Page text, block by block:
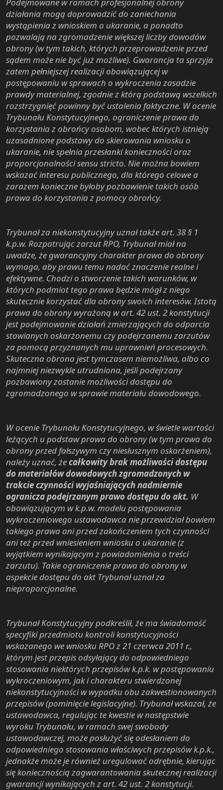
działania mogą doprowadzić do zaniechania
wystąpienia z wnioskiem o ukaranie, a ponadto
pozwalają na zgromadzenie większej liczby dowodów
obrony (w tym takich, których przeprowadzenie przed
sądem może nie być już możliwe). Gwarancja ta sprzyja
zatem pełniejszej realizacji obowiązującej w
postępowaniu w sprawach o wykroczenia zasadzie
prawdy materialnej, zgodnie z którą podstawą wszelkich
rozstrzygnięć powinny być ustalenia faktyczne. W ocenie
Trybunału Konstytucyjnego, ograniczenie prawa do
korzystania z obrońcy osobom, wobec których istnieją
uzasadnione podstawy do skierowania wniosku o
ukaranie, nie spełnia przesłanki konieczności oraz
proporcjonalności sensu stricto. Nie można bowiem
wskazać interesu publicznego, dla którego celowe a
zarazem konieczne byłoby pozbawienie takich osób
prawa do korzystania z pomocy obrońcy.
Trybunał za niekonstytucyjny uznał także art. 38 § 1
k.p.w. Rozpatrując zarzut RPO, Trybunał miał na
uwadze, że gwarancyjny charakter prawa do obrony
wymaga, aby prawu temu nadać znaczenie realne i
efektywne. Chodzi o stworzenie takich warunków, w
których podmiot tego prawa będzie mógł z niego
skutecznie korzystać dla obrony swoich interesów. Istotą
prawa do obrony wyrażoną w art. 42 ust. 2 konstytucji
jest podejmowanie działań zmierzających do odparcia
stawianych oskarżonemu czy podejrzanemu zarzutów
za pomocą przyznanych mu uprawnień procesowych.
Skuteczna obrona jest tymczasem niemożliwa, albo co
najmniej niezwykle utrudniona, jeśli podejrzany
pozbawiony zostanie możliwości dostępu do
zgromadzonego w sprawie materiału dowodowego.
W ocenie Trybunału Konstytucyjnego, w świetle wartości
leżących u podstaw prawa do obrony (w tym prawa do
obrony przed fałszywym czy niesłusznym oskarżeniem),
należy uznać, żecałkowity brak możliwości dostępu
do materiałów dowodowych zgromadzonych w
trakcie czynności wyjaśniających nadmiernie
ogranicza podejrzanym prawo dostępu do akt. W
obowiązującym w k.p.w. modelu postępowania
wykroczeniowego ustawodawca nie przewidział bowiem
takiego prawa ani przed zakończeniem tych czynności
ani też przed wniesieniem wniosku o ukaranie (z
wyjątkiem wynikającym z powiadomienia o treści
zarzutu). Takie ograniczenie prawa do obrony w
aspekcie dostępu do akt Trybunał uznał za
nieproporcjonalne.
Trybunał Konstytucyjny podkreślił, że ma świadomość
specyfiki przedmiotu kontroli konstytucyjności
wskazanego we wniosku RPO z 21 czerwca 2011 r.,
którym jest przepis odsyłający do odpowiedniego
stosowania niektórych przepisów k.p.k. w postępowaniu
wykroczeniowym, jak i charakteru stwierdzonej
niekonstytucyjności w wypadku obu zakwestionowanych
przepisów (pominięcie legislacyjne). Trybunał wskazał, że
ustawodawca, regulując te kwestie w następstwie
wyroku Trybunału, w ramach swej swobody
ustawodawczej, może posłużyć się odesłaniem do
odpowiedniego stosowania właściwych przepisów k.p.k.,
jednakże może je również uregulować odrębnie, kierując
się koniecznością zagwarantowania skutecznej realizacji
gwarancji wynikających z art. 42 ust. 2 konstytucji.